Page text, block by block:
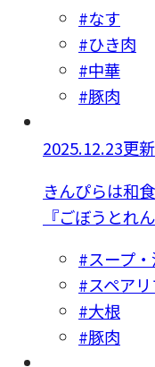
#なす
#ひき肉
#中華
#豚肉
2025.12.23更新
きんぴらは和
『ごぼうとれ
#スープ
#スペア
#大根
#豚肉